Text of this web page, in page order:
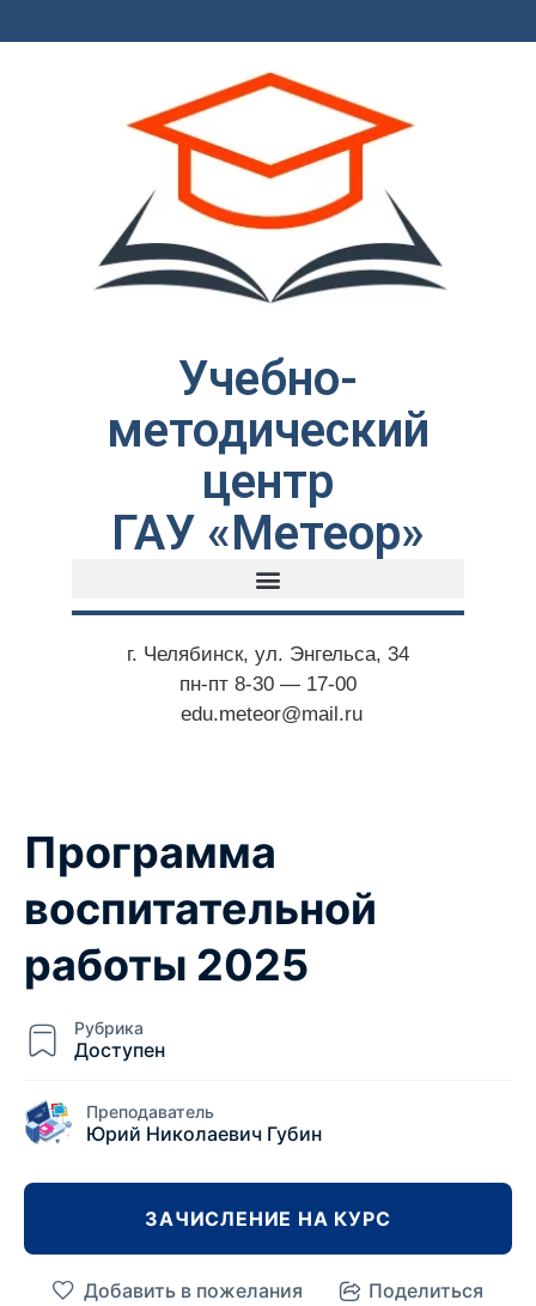
Учебно-
методический
центр
ГАУ «Метеор»
г. Челябинск, ул. Энгельса, 34
пн-пт 8-30 — 17-00
edu.meteor@mail.ru
Рубрика
Доступен
Преподаватель
Юрий Николаевич Губин
Программа
воспитательной
работы 2025
ЗАЧИСЛЕНИЕ НА КУРС
Добавить в пожелания Поделиться